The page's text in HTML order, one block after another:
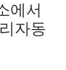
에서
자동